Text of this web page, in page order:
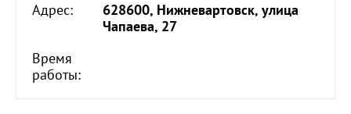
Адрес:
628600, Нижневартовск, улица
Чапаева, 27
Время
работы: